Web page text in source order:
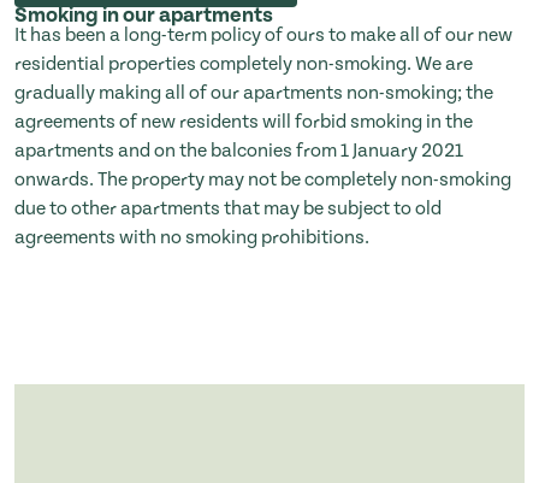
Smoking in our apartments
It has been a long-term policy of ours to make all of our new
residential properties completely non-smoking. We are
gradually making all of our apartments non-smoking; the
agreements of new residents will forbid smoking in the
apartments and on the balconies from 1 January 2021
onwards. The property may not be completely non-smoking
due to other apartments that may be subject to old
agreements with no smoking prohibitions.